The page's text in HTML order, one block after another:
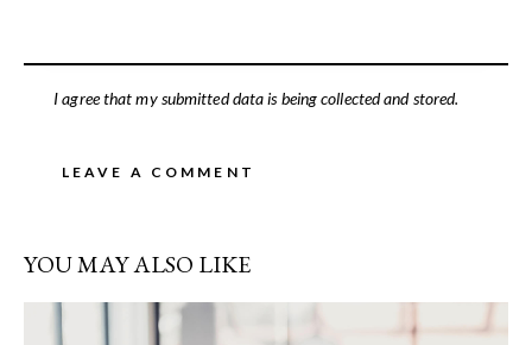
I agree that my submitted data is being collected and stored.
YOU MAY ALSO LIKE